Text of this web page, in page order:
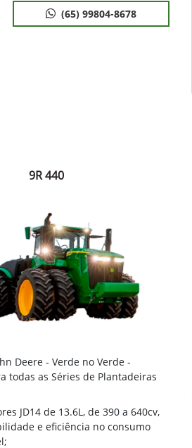
(65) 99804-8678
9R 440
Deere - Verde no Verde -
todas as Séries de Plantadeiras
JD14 de 13.6L, de 390 a 640cv,
e eficiência no consumo